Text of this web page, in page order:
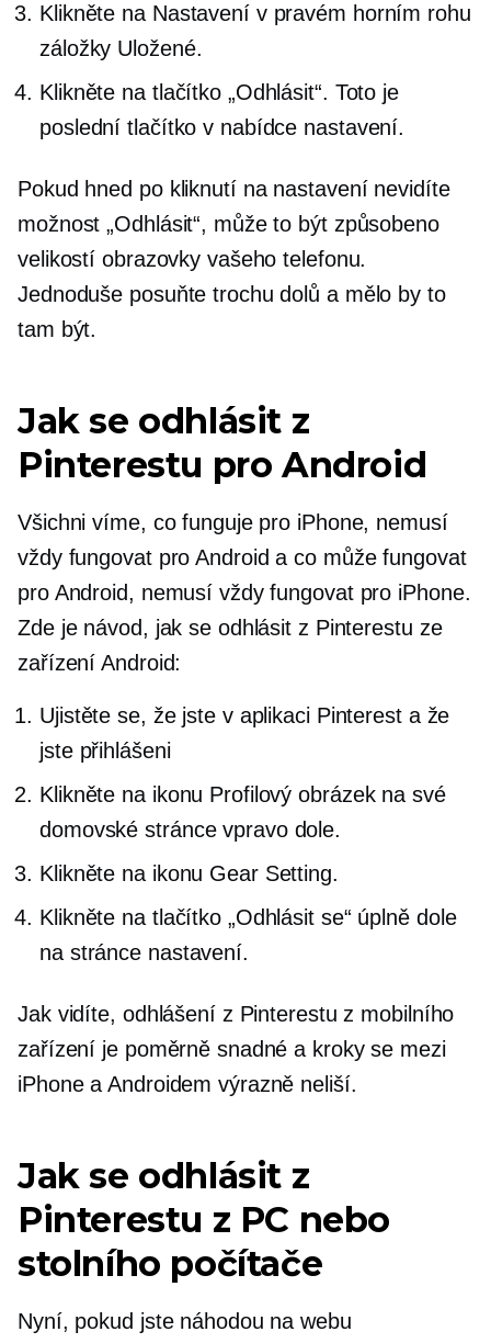
Klikněte na Nastavení v pravém horním rohu
záložky Uložené.
Klikněte na tlačítko „Odhlásit“. Toto je
poslední tlačítko v nabídce nastavení.
Pokud hned po kliknutí na nastavení nevidíte
možnost „Odhlásit“, může to být způsobeno
velikostí obrazovky vašeho telefonu.
Jednoduše posuňte trochu dolů a mělo by to
tam být.
Jak se odhlásit z
Pinterestu pro Android
Všichni víme, co funguje pro iPhone, nemusí
vždy fungovat pro Android a co může fungovat
pro Android, nemusí vždy fungovat pro iPhone.
Zde je návod, jak se odhlásit z Pinterestu ze
zařízení Android:
Ujistěte se, že jste v aplikaci Pinterest a že
jste přihlášeni
Klikněte na ikonu Profilový obrázek na své
domovské stránce vpravo dole.
Klikněte na ikonu Gear Setting.
Klikněte na tlačítko „Odhlásit se“ úplně dole
na stránce nastavení.
Jak vidíte, odhlášení z Pinterestu z mobilního
zařízení je poměrně snadné a kroky se mezi
iPhone a Androidem výrazně neliší.
Jak se odhlásit z
Pinterestu z PC nebo
stolního počítače
Nyní, pokud jste náhodou na webu